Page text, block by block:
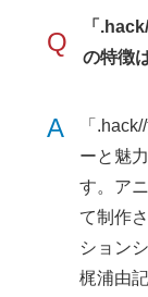
Q
「
の特徴
A
「
ーと魅
す。ア
て制作
ション
梶浦由